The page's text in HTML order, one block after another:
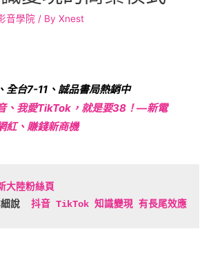
音學院 / By Xnest
全台7-11、誠品書局熱銷中
、我愛TikTok，就是要38！—新電
紅、賺錢新商機
大陸粉絲頁
細說 抖音 TikTok 知識變現 有長尾效應